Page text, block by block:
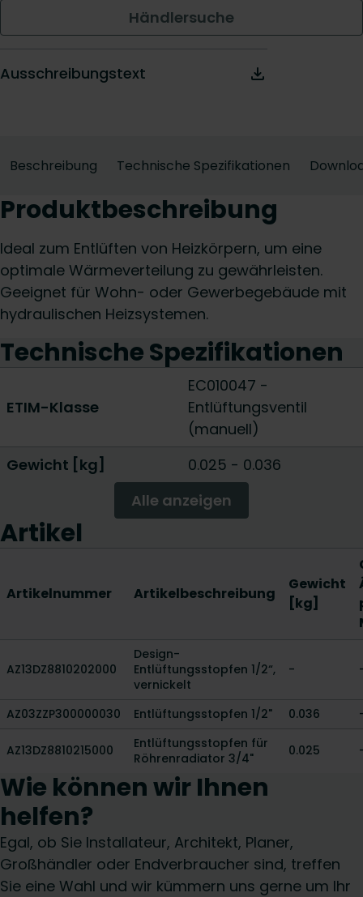
Händlersuche
Ausschreibungstext
Beschreibung Technische Spezifikationen
Produktbeschreibung
Ideal zum Entlüften von Heizkörpern, um eine
optimale Wärmeverteilung zu gewährleisten.
Geeignet für Wohn- oder Gewerbegebäude mit
hydraulischen Heizsystemen.
Technische Spezifikationen
ETIM-Klasse
EC010047 -
Entlüftungsventil
(manuell)
Gewicht [kg]
0.025 - 0.036
Alle anzeigen
Artikel
Artikelnummer Artikelbeschreibung
Gewicht
[kg]
AZ13DZ8810202000
Design-
Entlüftungsstopfen 1/2“,
vernickelt
-
AZ03ZZP300000030 Entlüftungsstopfen 1/2" 0.036
AZ13DZ8810215000
Entlüftungsstopfen für
Röhrenradiator 3/4"
0.025
Wie können wir Ihnen
helfen?
Egal, ob Sie Installateur, Architekt, Planer,
Großhändler oder Endverbraucher sind, treffen
Sie eine Wahl und wir kümmern uns gerne um Ihr